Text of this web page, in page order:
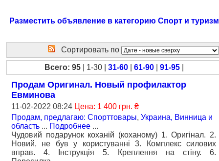
Разместить объявление в категорию Спорт и туризм
Сортировать по
Всего: 95 | 1-30 | 31-60 61-90 91-95
Продам Оригинал. Новый профилактор
Евминова
11-02-2022 08:24 Цена: 1 400 грн. ₴
Продам, предлагаю: Спорттовары, Украина, Винница и
область ... Подробнее ...
Чудовий подарунок коханій (коханому) 1. Оригінал. 2.
Новий, не був у користуванні 3. Комплекс силових
вправ. 4. Інструкція 5. Креплення на стіну. 6.